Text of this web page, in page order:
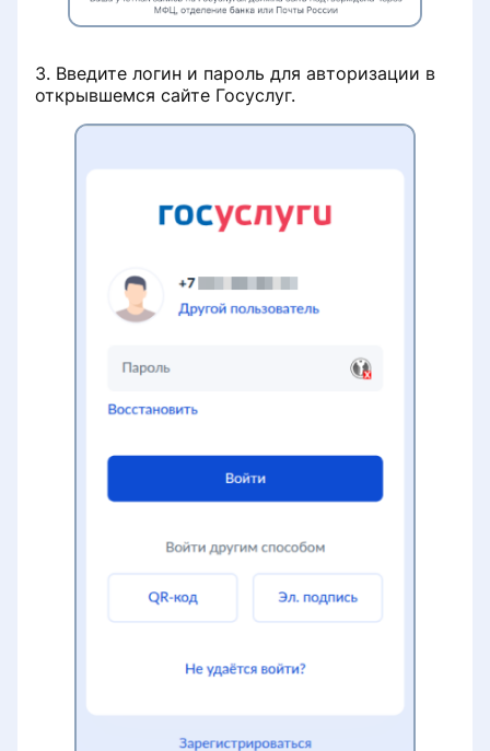
3. Введите логин и пароль для авторизации в
открывшемся сайте Госуслуг.